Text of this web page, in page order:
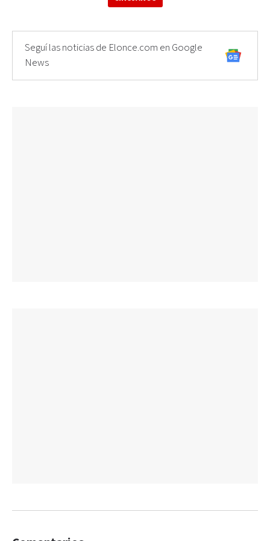
Seguí las noticias de Elonce.com en Google
News